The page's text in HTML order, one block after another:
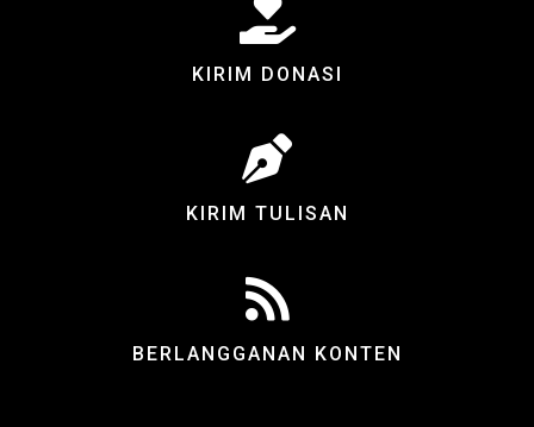
KIRIM DONASI
KIRIM TULISAN
BERLANGGANAN KONTEN